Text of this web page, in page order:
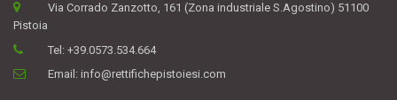
Via Corrado Zanzotto, 161 (Zona industriale S.Agostino) 51100
Pistoia
Tel:+39.0573.534.664
Email:info@rettifichepistoiesi.com